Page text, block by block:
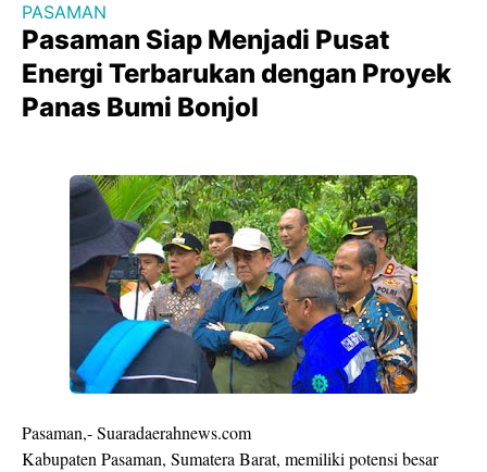
PASAMAN
Pasaman Siap Menjadi Pusat
Energi Terbarukan dengan Proyek
Panas Bumi Bonjol
Pasaman,- Suaradaerahnews.com
Kabupaten Pasaman, Sumatera Barat, memiliki potensi besar